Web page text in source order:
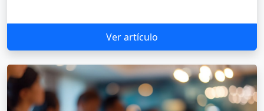
Ver artículo